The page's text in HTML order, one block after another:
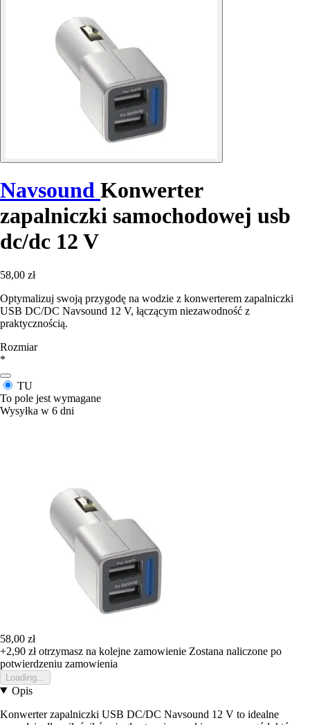
Navsound Konwerter
zapalniczki samochodowej usb
dc/dc 12 V
58,00 zł
Optymalizuj swoją przygodę na wodzie z konwerterem zapalniczki
USB DC/DC Navsound 12 V, łączącym niezawodność z
praktycznością.
Rozmiar
*
TU
To pole jest wymagane
Wysyłka w 6 dni
58,00 zł
+2,90 złotrzymasz na kolejne zamowienie Zostana naliczone po
potwierdzeniu zamowienia
Loading...
Opis
Konwerter zapalniczki USB DC/DC Navsound 12 V to idealne